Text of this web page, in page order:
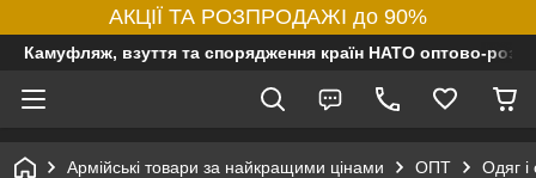
АКЦІЇ ТА РОЗПРОДАЖІ до 90%
Камуфляж, взуття та спорядження країн НАТО оптово-
Армійські товари за найкращими цінами ОПТ Одяг